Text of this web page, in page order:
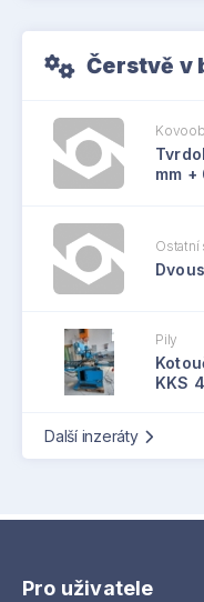
Čerstvě v
mm +
Ostatní
Pily
KKS
Další inzeráty
Pro uživatele